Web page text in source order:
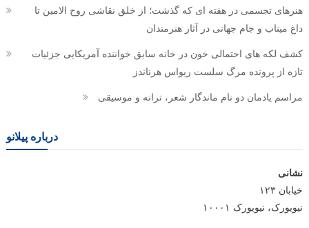
هنرهای تجسمی در هفته ای که گذشت؛ از خلق نقاشی روح الامین تا
داغ میناب و جام جهانی در آثار هنرمندان
کشف لکه های احتمالی خون در خانه سابق خواننده آمریکایی جزئیات
تازه از پرونده مرگ سلست ریواس هرناندز
مراسم یادمان دو نام ماندگار شعر، ترانه و موسیقی
درباره پیلانو
نشانی
خیابان ۱۲۳
نیویورک، نیویورک ۱۰۰۰۱